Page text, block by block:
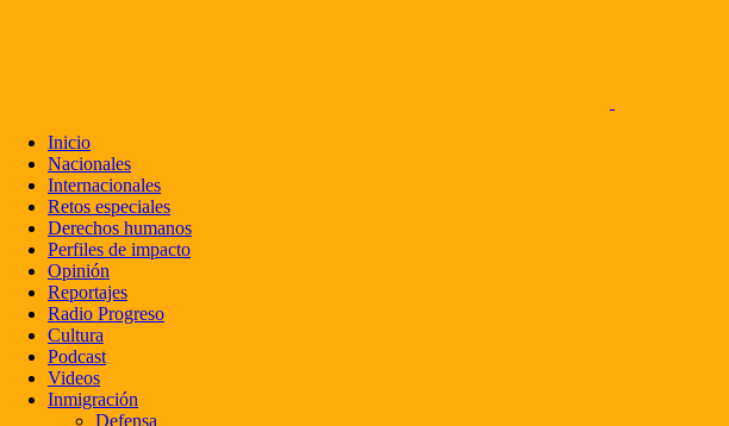
Inicio
Nacionales
Internacionales
Retos especiales
Derechos humanos
Perfiles de impacto
Opinión
Reportajes
Radio Progreso
Cultura
Podcast
Videos
Inmigración
Defensa